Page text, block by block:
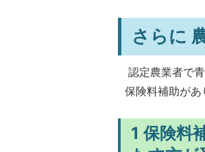
さらに
認定農業者で
保険料補助があ
1 保険料